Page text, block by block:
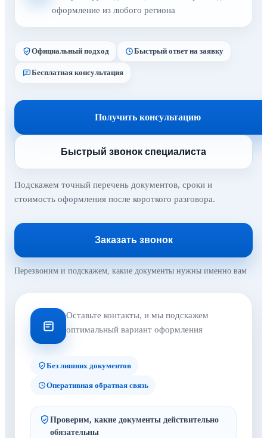
оформление из любого региона
Официальный подход Быстрый ответ на заявку
Бесплатная консультация
Получить консультацию
Быстрый звонок специалиста
Подскажем точный перечень документов, сроки и
стоимость оформления после короткого разговора.
Заказать звонок
Перезвоним и подскажем, какие документы нужны именно вам
Оставьте контакты, и мы подскажем
оптимальный вариант оформления
Без лишних документов
Оперативная обратная связь
Проверим, какие документы действительно
обязательны